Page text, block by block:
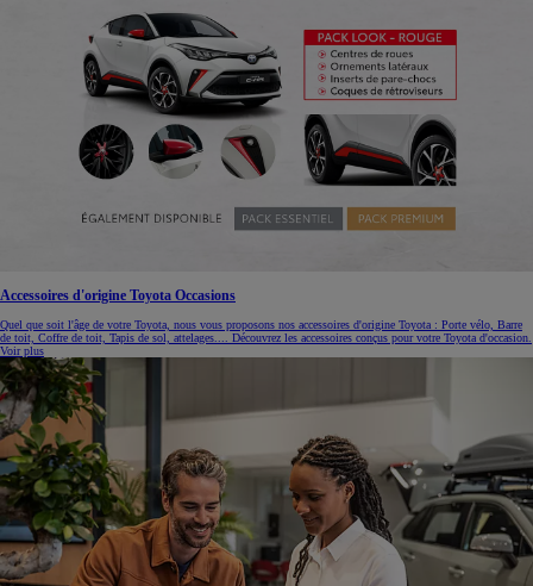
Accessoires d'origine Toyota Occasions
Quel que soit l'âge de votre Toyota, nous vous proposons nos accessoires d'origine Toyota : Porte vélo, Barre
de toit, Coffre de toit, Tapis de sol, attelages.... Découvrez les accessoires conçus pour votre Toyota d'occasion.
Voir plus